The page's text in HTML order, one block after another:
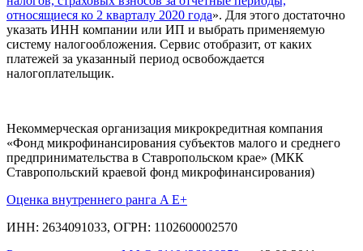
относящиеся ко 2 кварталу 2020 года». Для этого достаточно
указать ИНН компании или ИП и выбрать применяемую
систему налогообложения. Сервис отобразит, от каких
платежей за указанный период освобождается
налогоплательщик.
Некоммерческая организация микрокредитная компания
«Фонд микрофинансирования субъектов малого и среднего
предпринимательства в Ставропольском крае» (МКК
Ставропольский краевой фонд микрофинансирования)
Оценка внутреннего ранга A E+
ИНН: 2634091033, ОГРН: 1102600002570